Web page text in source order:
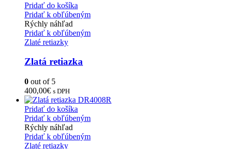
Pridať do košíka
Pridať k obľúbeným
Rýchly náhľad
Pridať k obľúbeným
Zlaté retiazky
Zlatá retiazka
0 out of 5
400,00€ s DPH
Pridať do košíka
Pridať k obľúbeným
Rýchly náhľad
Pridať k obľúbeným
Zlaté retiazky